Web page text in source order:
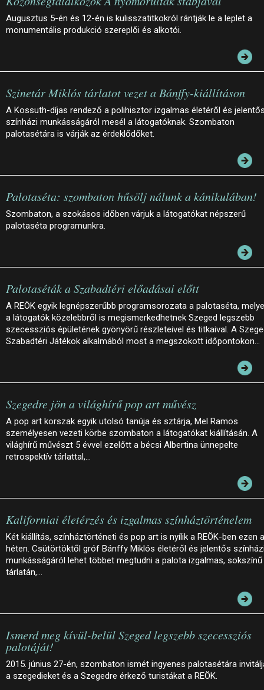
Augusztus 5-én és 12-én is kulisszatitkokról rántják le a leplet a
monumentális produkció szereplői és alkotói.
Szinetár Miklós tárlatot vezet a Bánffy-kiállításon
A Kossuth-díjas rendező a polihisztor izgalmas életéről és
színházi munkásságáról mesél a látogatóknak. Szombaton
palotasétára is várják az érdeklődőket.
Palotaséta: szombaton hűsölj nálunk a kánikulában!
Szombaton, a szokásos időben várjuk a látogatókat népszerű
palotaséta programunkra.
Palotaséták a Szabadtéri előadásai előtt
A REÖK egyik legnépszerűbb programsorozata a palotaséta,
a látogatók közelebbről is megismerkedhetnek Szeged legszebb
szecessziós épületének gyönyörű részleteivel és titkaival. A
Szabadtéri Játékok alkalmából most a megszokott időpontokon…
Szegedre jön a világhírű pop art művész
A pop art korszak egyik utolsó tanúja és sztárja, Mel Ramos
személyesen vezeti körbe szombaton a látogatókat kiállításán. A
világhírű művészt 5 évvel ezelőtt a bécsi Albertina ünnepelte
retrospektív tárlattal,…
Kaliforniai életérzés és izgalmas színháztörténelem
Két kiállítás, színháztörténeti és pop art is nyílik a REÖK-ben ezen a
héten. Csütörtöktől gróf Bánffy Miklós életéről és jelentős
munkásságáról lehet többet megtudni a palota izgalmas, sokszínű
tárlatán,…
Ismerd meg kívül-belül Szeged legszebb szecessziós
palotáját!
2015. június 27-én, szombaton ismét ingyenes palotasétára
a szegedieket és a Szegedre érkező turistákat a REÖK.